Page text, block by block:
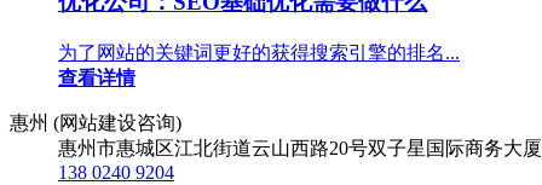
为了网站的关键词更好的获得搜索引擎的排名...
查看详情
惠州 (网站建设咨询)
惠州市惠城区江北街道云山西路20号双子星国际商务大
138 0240 9204